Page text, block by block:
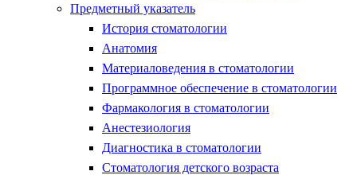
Предметный указатель
История стоматологии
Анатомия
Материаловедения в стоматологии
Программное обеспечение в стоматологии
Фармакология в стоматологии
Анестезиология
Диагностика в стоматологии
Стоматология детского возраста